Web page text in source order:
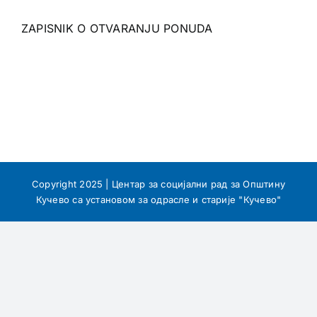
ZAPISNIK O OTVARANJU PONUDA
Copyright 2025 | Центар за социјални рад за Општину
Кучево са установом за одрасле и старије "Кучево"